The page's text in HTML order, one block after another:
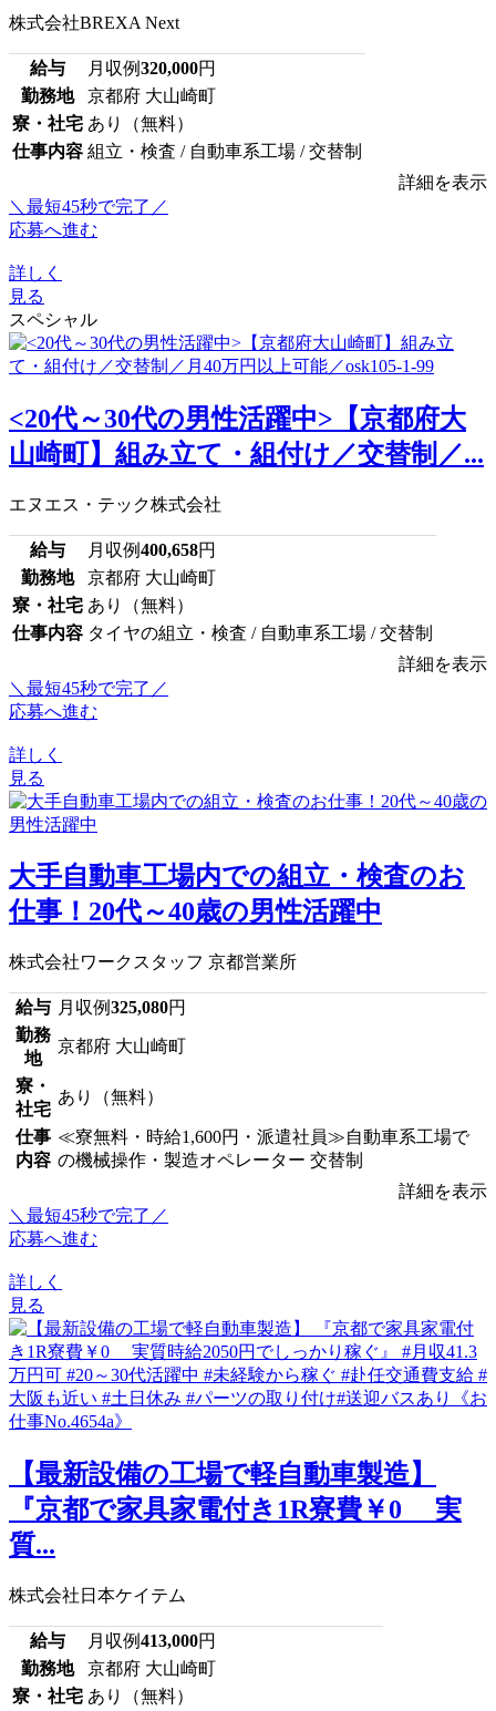
株式会社BREXA Next
給与 月収例320,000円
勤務地
京都府 大山崎町
寮・社宅 あり（無料）
仕事内容 組立・検査 / 自動車系工場 / 交替制
詳細を表示
＼最短45秒で完了／
応募へ進む
詳しく
見る
スペシャル
<20代～30代の男性活躍中>【京都府大
山崎町】組み立て・組付け／交替制／...
エヌエス・テック株式会社
給与 月収例400,658円
勤務地
京都府 大山崎町
寮・社宅 あり（無料）
仕事内容 タイヤの組立・検査 / 自動車系工場 / 交替制
詳細を表示
＼最短45秒で完了／
応募へ進む
詳しく
見る
大手自動車工場内での組立・検査のお
仕事！20代～40歳の男性活躍中
株式会社ワークスタッフ 京都営業所
給与 月収例325,080円
勤務
地
京都府 大山崎町
寮・
社宅
あり（無料）
仕事
内容
≪寮無料・時給1,600円・派遣社員≫自動車系工場で
の機械操作・製造オペレーター 交替制
詳細を表示
＼最短45秒で完了／
応募へ進む
詳しく
見る
【最新設備の工場で軽自動車製造】
『京都で家具家電付き1R寮費￥0 実
質...
株式会社日本ケイテム
給与 月収例413,000円
勤務地
京都府 大山崎町
寮・社宅 あり（無料）